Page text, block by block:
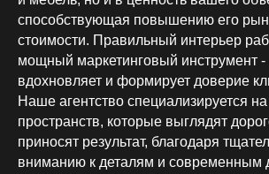
способствующая повышению его
стоимости. Правильный интерьер
мощный маркетинговый инструмент -
вдохновляет и формирует доверие
Наше агентство специализируется
пространств, которые выглядят
приносят результат, благодаря
вниманию к деталям и современным
Главная
О нас
Услуги
Дизайн квартир
Дизайн домов
Вопрос-ответ
Реквизиты
Разработка сайта
Соглашение об
использовании Сайта
обработки персональных